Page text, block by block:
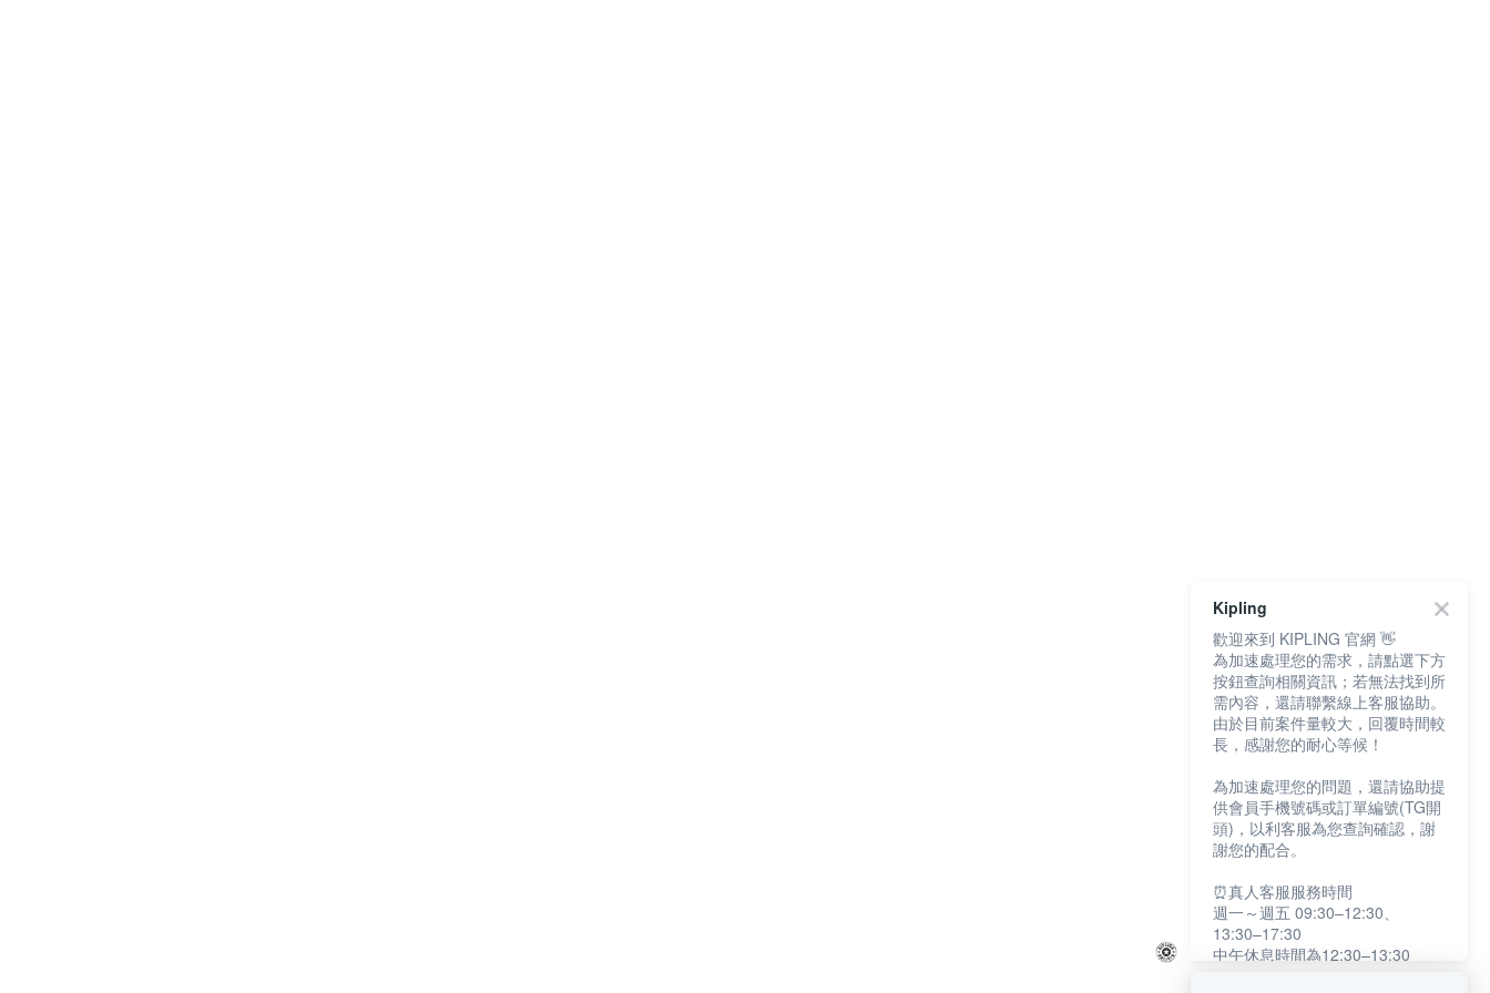
Kipling
歡迎來到 KIPLING 官網 👋
為加速處理您的需求，請點選下方
按鈕查詢相關資訊；若無法找到所
需內容，還請聯繫線上客服協助。
由於目前案件量較大，回覆時間較
長，感謝您的耐心等候！
為加速處理您的問題，還請協助提
供會員手機號碼或訂單編號(TG開
頭)，以利客服為您查詢確認，謝
謝您的配合。
⏰真人客服服務時間
週一～週五 09:30–12:30、
13:30–17:30
中午休息時間為12:30–13:30